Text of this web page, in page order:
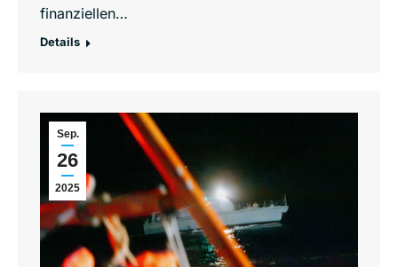
finanziellen…
Details
Sep.
26
2025